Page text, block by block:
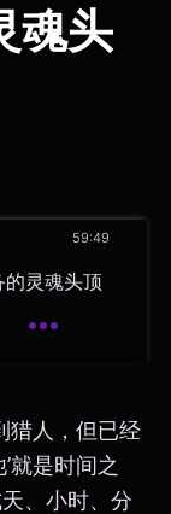
魂头
灵魂头顶
59:49
猎人，但已经
就是时间之
、小时、分